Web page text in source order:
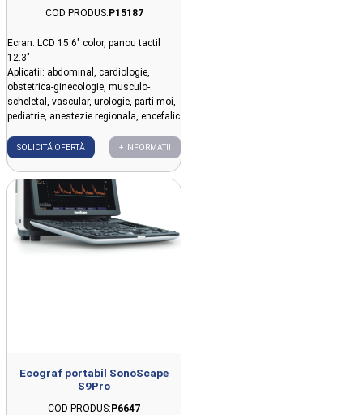
COD PRODUS:P15187
Ecran: LCD 15.6" color, panou tactil
12.3"
Aplicatii: abdominal, cardiologie,
obstetrica-ginecologie, musculo-
scheletal, vascular, urologie, parti moi,
pediatrie, anestezie regionala, encefalic
SOLICITĂ OFERTĂ + INFORMAȚII
Ecograf portabil SonoScape
S9Pro
COD PRODUS:P6647